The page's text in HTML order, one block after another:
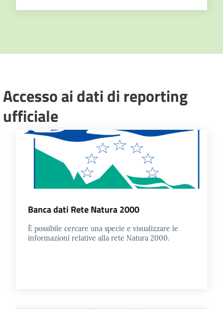
Accesso ai dati di reporting
ufficiale
Banca dati Rete Natura 2000
È possibile cercare una specie e visualizzare le
informazioni relative alla rete Natura 2000.